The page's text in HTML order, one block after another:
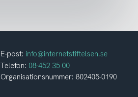
E-post: info@internetstiftelsen.se
Telefon: 08-452 35 00
Organisationsnummer: 802405-0190